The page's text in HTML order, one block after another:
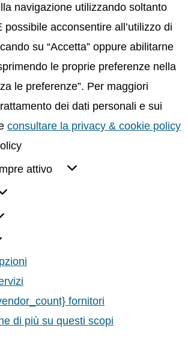
navigazione utilizzando soltanto
possibile acconsentire all’utilizzo di
su “Accetta” oppure abilitarne
le proprie preferenze nella
le preferenze”. Per maggiori
dei dati personali e sui
consultare la privacy & cookie policy
attivo
fornitori
di più su questi scopi